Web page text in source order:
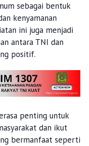
sebagai bentuk
kenyamanan
ini juga menjadi
antara TNI dan
positif.
penting untuk
dan ikut
bermanfaat seperti